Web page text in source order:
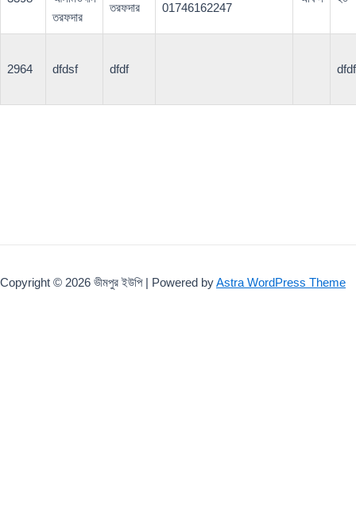
তরফদার
তরফদার
01746162247
2964 dfdsf dfdf dfdf
Copyright © 2026 ভীমপুর ইউপি | Powered byAstra WordPress Theme